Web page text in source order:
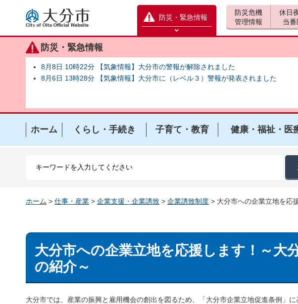
大分市
防災・緊急情報
防災緊急情報を開く
防災・緊急情報
8月8日 10時22分 【気象情報】大分市の警報が解除されました
8月6日 13時28分 【気象情報】大分市に（レベル３）警報が発表されました
防災危機
管理情報
休日
当番
ホーム くらし・手続き 子育て・教育 健康・福祉・医
ホーム > 仕事・産業 > 企業支援・企業誘致 > 企業誘致制度 > 大分市への企業立地を応
大分市への企業立地を応援します！～大
の紹介～
大分市では、産業の振興と雇用機会の創出を図るため、「大分市企業立地促進条例」